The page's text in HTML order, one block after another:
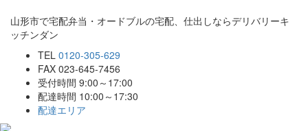
山形市で宅配弁当・オードブルの宅配、仕出しならデリバリーキ
ッチンダン
TEL 0120-305-629
FAX 023-645-7456
受付時間 9:00～17:00
配達時間 10:00～17:30
配達エリア